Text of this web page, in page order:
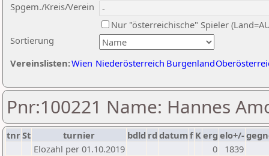
Sortierung
Spgem./Kreis/Verein
Nur "österreichische" Spieler
Vereinslisten:Wien Niederösterreich Burgenland
Pnr:100221 Name: Hannes
tnrSt turnier bdld rd datumf Kerg elo+/-
Elozahl per 01.10.2019
0
1839